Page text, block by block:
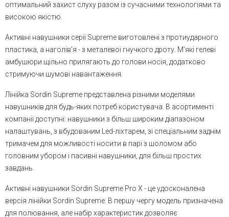
оптимальний захист слуху разом із сучасними технологіями та
високою якістю.
Активні навушники серії Supreme виготовлені з протиударного
пластика, а наголів’я - з металевої гнучкого дроту. М'які гелеві
амбушюри щільно прилягають до голови носія, додатково
стримуючи шумові навантаження.
Лінійка Sordin Supreme представлена ​​різними моделями
навушників для будь-яких потреб користувача. В асортименті
компанії доступні: навушники з більш широким діапазоном
налаштувань, з вбудованим Led-ліхтарем, зі спеціальним заднім
тримачем для можливості носити в парі з шоломом або
головним убором і пасивні навушники, для більш простих
завдань.
Активні навушники Sordin Supreme Pro X - це удосконалена
версія лінійки Sordin Supreme. В першу чергу модель призначена
для полювання, але набір характеристик дозволяє